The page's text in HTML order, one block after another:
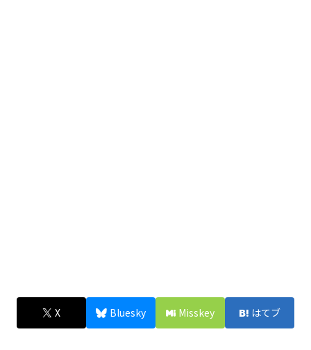
X Bluesky Misskey はてブ